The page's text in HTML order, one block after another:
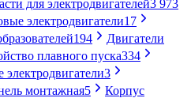
для электродвигателей3 973
электродвигатели17
194
Двигатели
плавного пуска334
электродвигатели3
монтажная5
Корпус